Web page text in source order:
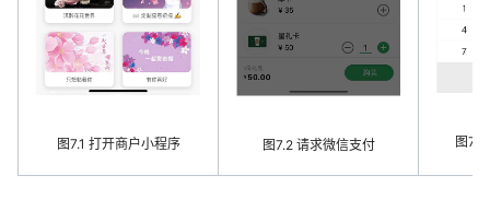
图7.1 打开商户小程序 图7.2 请求微信支付 图